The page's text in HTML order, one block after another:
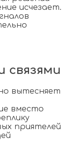
исчезает.
связями
вытесняет
вместо
приятелей